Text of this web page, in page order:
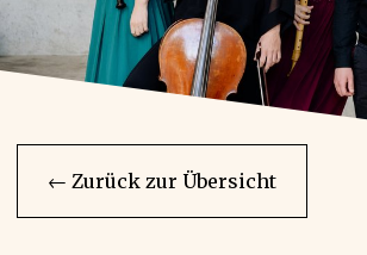
← Zurück zur Übersicht